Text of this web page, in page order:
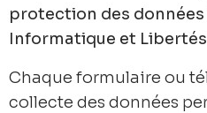
protection des données
Informatique et
Chaque formulaire ou
collecte des données